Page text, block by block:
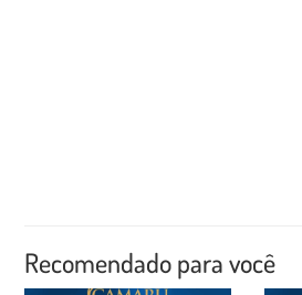
Recomendado para você